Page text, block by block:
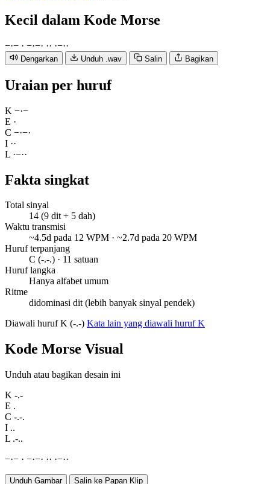
Kecil dalam Kode Morse
−·− · −·−· ·· ·−··
Dengarkan Unduh .wav Salin Bagikan
Uraian per huruf
K −·−
E ·
C −·−·
I ··
L ·−··
Fakta singkat
Total sinyal
14 (9 dit + 5 dah)
Waktu transmisi
~4.5d pada 12 WPM · ~2.7d pada 20 WPM
Huruf terpanjang
C (-.-.) · 11 satuan
Huruf langka
Hanya alfabet umum
Ritme
didominasi dit (lebih banyak sinyal pendek)
Diawali huruf K (-.-) Kata lain yang diawali huruf K
Kode Morse Visual
Unduh atau bagikan desain ini
K -.-
E .
C -.-.
I ..
L .-..
−·− · −·−· ·· ·−··
Unduh Gambar Salin ke Papan Klip